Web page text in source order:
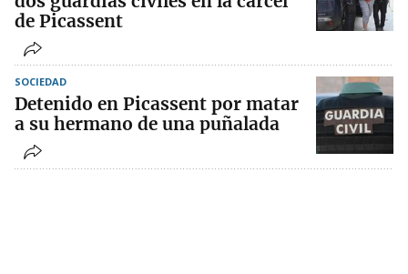
de Picassent
SOCIEDAD
Detenido en Picassent por matar
a su hermano de una puñalada